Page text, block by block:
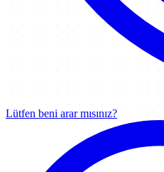
Lütfen beni arar mısınız?